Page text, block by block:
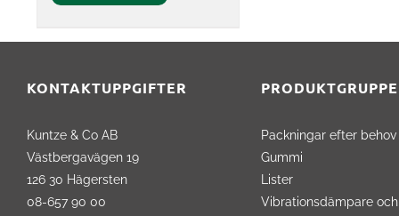
KONTAKTUPPGIFTER
Kuntze & Co AB
Västbergavägen 19
126 30 Hägersten
08-657 90 00
Packningar efter behov
Gummi
Lister
Vibrationsdämpare och